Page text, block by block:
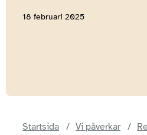
18 februari 2025
Startsida Vi påverkar